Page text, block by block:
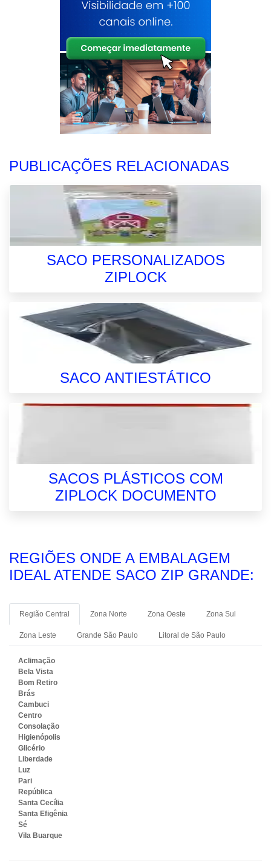
PUBLICAÇÕES RELACIONADAS
SACO PERSONALIZADOS
ZIPLOCK
SACO ANTIESTÁTICO
SACOS PLÁSTICOS COM
ZIPLOCK DOCUMENTO
REGIÕES ONDE A EMBALAGEM
IDEAL ATENDE SACO ZIP GRANDE:
Região Central Zona Norte Zona Oeste Zona Sul
Zona Leste Grande São Paulo Litoral de São Paulo
Aclimação
Bela Vista
Bom Retiro
Brás
Cambuci
Centro
Consolação
Higienópolis
Glicério
Liberdade
Luz
Pari
República
Santa Cecília
Santa Efigênia
Sé
Vila Buarque